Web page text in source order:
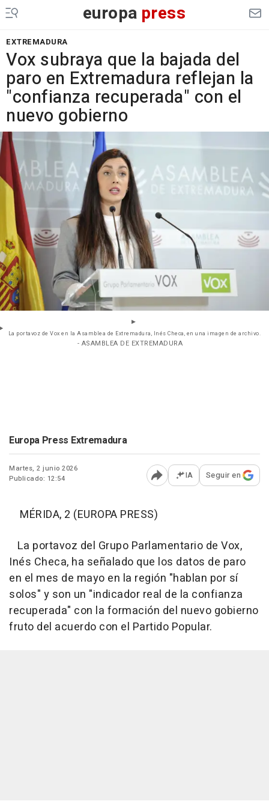
europa press
EXTREMADURA
Vox subraya que la bajada del
paro en Extremadura reflejan la
"confianza recuperada" con el
nuevo gobierno
La portavoz de Vox en la Asamblea de Extremadura, Inés Checa, en una imagen de archivo.
- ASAMBLEA DE EXTREMADURA
Europa Press Extremadura
Martes, 2 junio 2026
Publicado: 12:54
Abrir opciones para
IA Seguir en
MÉRIDA, 2 (EUROPA PRESS)
La portavoz del Grupo Parlamentario de Vox,
Inés Checa, ha señalado que los datos de paro
en el mes de mayo en la región "hablan por sí
solos" y son un "indicador real de la confianza
recuperada" con la formación del nuevo gobierno
fruto del acuerdo con el Partido Popular.